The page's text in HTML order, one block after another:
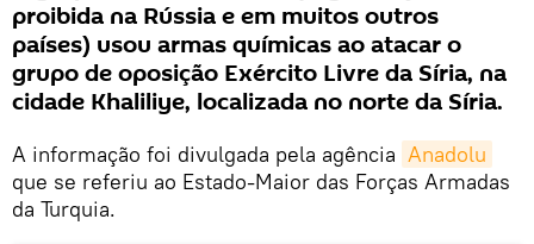
proibida na Rússia e em muitos outros
países) usou armas químicas ao atacar o
grupo de oposição Exército Livre da Síria, na
cidade Khaliliye, localizada no norte da Síria.
A informação foi divulgada pela agência Anadolu
que se referiu ao Estado-Maior das Forças Armadas
da Turquia.